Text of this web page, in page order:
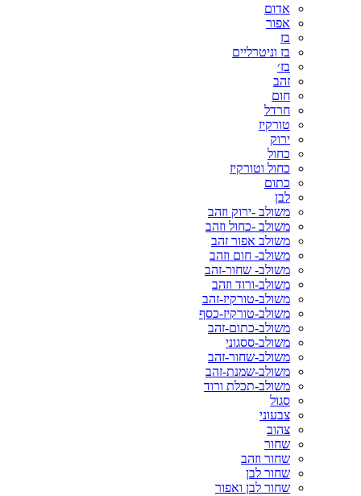
אדום
אפור
בז
בז וניטרליים
בז׳
זהב
חום
חרדל
טורקיז
ירוק
כחול
כחול וטורקיז
כתום
לבן
משולב -ירוק וזהב
משולב -כחול וזהב
משולב אפור זהב
משולב- חום וזהב
משולב- שחור-זהב
משולב-ורוד וזהב
משולב-טורקיז-זהב
משולב-טורקיז-כסף
משולב-כתום-זהב
משולב-ססגוני
משולב-שחור-זהב
משולב-שמנת-זהב
משולב-תכלת ורוד
סגול
צבעוני
צהוב
שחור
שחור וזהב
שחור לבן
שחור לבן ואפור